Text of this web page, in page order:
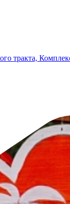
тракта,